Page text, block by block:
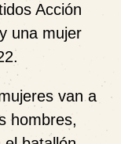
Acción
una mujer
van a
hombres,